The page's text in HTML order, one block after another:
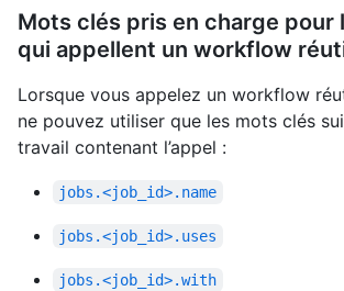
Mots clés pris en charge pour
qui appellent un workflow
Lorsque vous appelez un workflow
ne pouvez utiliser que les mots clés
travail contenant l’appel :
jobs.<job_id>.name
jobs.<job_id>.uses
jobs.<job_id>.with